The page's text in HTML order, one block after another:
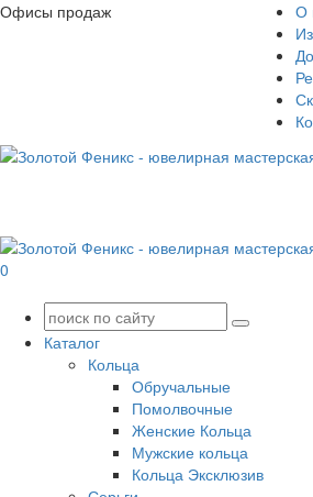
Офисы продаж
О
0
Каталог
Кольца
Обручальные
Помолвочные
Женские Кольца
Мужские кольца
Кольца Эксклюзив